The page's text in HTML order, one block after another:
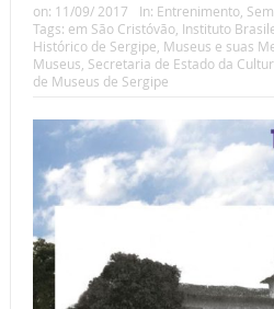
on: 11/09/ 2017 In: Entrenimento,
Tags: em São Cristóvão, Instituto
Histórico de Sergipe Museus e suas
Museus Secretaria de Estado da
de Museus de Sergipe